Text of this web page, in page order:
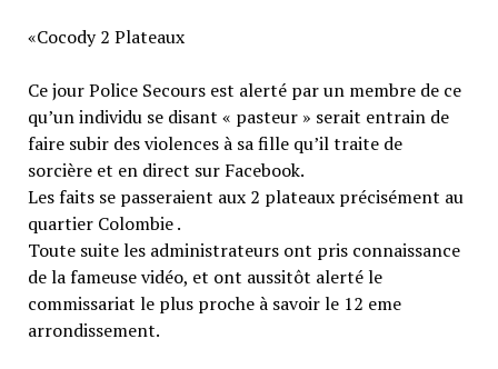
«Cocody 2 Plateaux
Ce jour Police Secours est alerté par un membre de ce
qu’un individu se disant « pasteur » serait entrain de
faire subir des violences à sa fille qu’il traite de
sorcière et en direct sur Facebook.
Les faits se passeraient aux 2 plateaux précisément au
quartier Colombie .
Toute suite les administrateurs ont pris connaissance
de la fameuse vidéo, et ont aussitôt alerté le
commissariat le plus proche à savoir le 12 eme
arrondissement.